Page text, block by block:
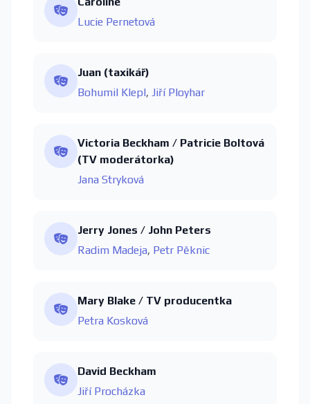
Lucie Pernetová
Juan (taxikář)
Bohumil Klepl, Jiří Ployhar
Victoria Beckham / Patricie Boltová
(TV moderátorka)
Jana Stryková
Jerry Jones / John Peters
Radim Madeja, Petr Pěknic
Mary Blake / TV producentka
Petra Kosková
David Beckham
Jiří Procházka